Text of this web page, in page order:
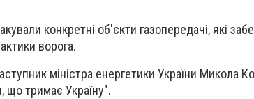
конкретні об'єкти газопередачі, які
ворога.
міністра енергетики України Микола
що тримає Україну".